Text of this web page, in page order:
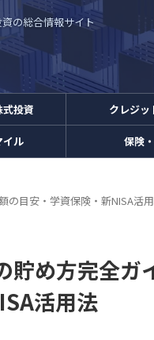
の総合情報サイト
投資 クレジッ
イル 保険
の目安・学資保険・新NISA活
貯め方完全ガ
活用法